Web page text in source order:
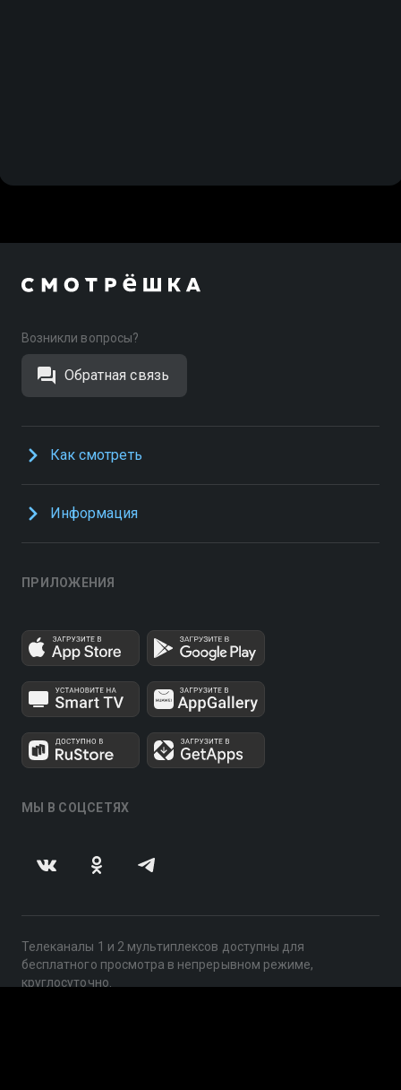
Возникли вопросы?
Обратная связь
Как смотреть
Информация
ПРИЛОЖЕНИЯ
МЫ В СОЦСЕТЯХ
Телеканалы 1 и 2 мультиплексов доступны для
бесплатного просмотра в непрерывном режиме,
круглосуточно.